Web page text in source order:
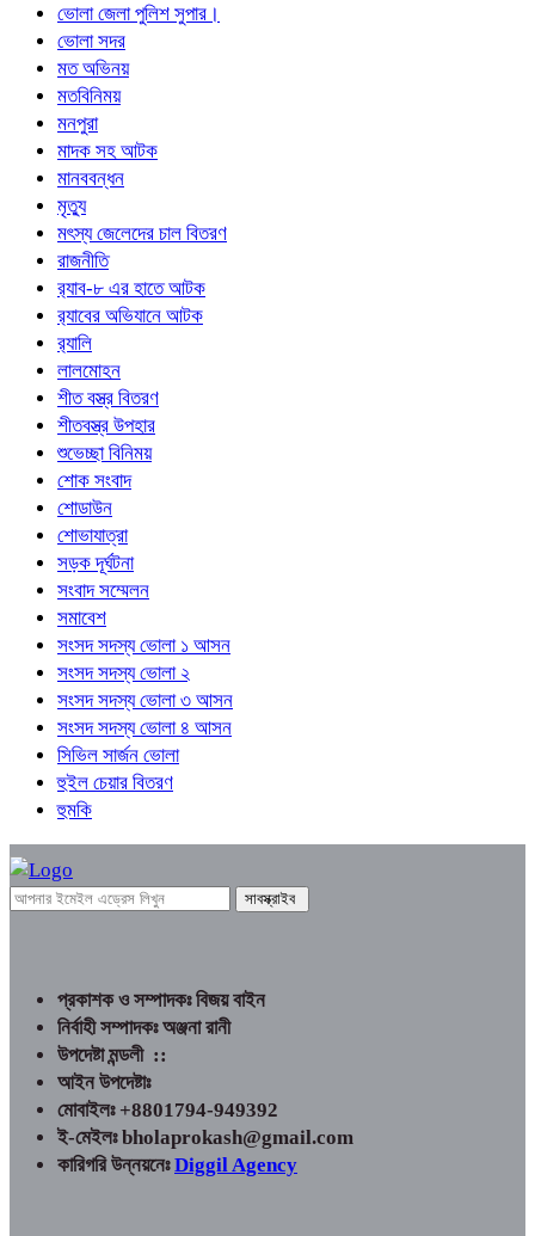
ভোলা জেলা পুলিশ সুপার।
ভোলা সদর
মত অভিনয়
মতবিনিময়
মনপুরা
মাদক সহ আটক
মানববন্ধন
মৃত্যু
মৎস্য জেলেদের চাল বিতরণ
রাজনীতি
র‍্যাব-৮ এর হাতে আটক
র‍্যাবের অভিযানে আটক
র‍্যালি
লালমোহন
শীত বস্ত্র বিতরণ
শীতবস্ত্র উপহার
শুভেচ্ছা বিনিময়
শোক সংবাদ
শোডাউন
শোভাযাত্রা
সড়ক দূর্ঘটনা
সংবাদ সম্মেলন
সমাবেশ
সংসদ সদস্য ভোলা ১ আসন
সংসদ সদস্য ভোলা ২
সংসদ সদস্য ভোলা ৩ আসন
সংসদ সদস্য ভোলা ৪ আসন
সিভিল সার্জন ভোলা
হুইল চেয়ার বিতরণ
হুমকি
প্রকাশক ও সম্পাদকঃ বিজয় বাইন
নির্বাহী সম্পাদকঃ অঞ্জনা রানী
উপদেষ্টা মন্ডলী ::
আইন উপদেষ্টাঃ
মোবাইলঃ +8801794-949392
ই-মেইলঃ bholaprokash@gmail.com
কারিগরি উন্নয়নেঃDiggil Agency